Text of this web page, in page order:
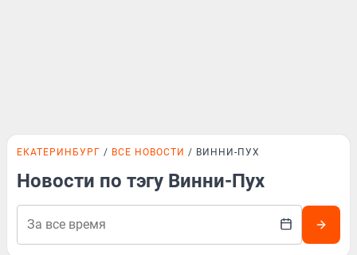
ЕКАТЕРИНБУРГ ВСЕ НОВОСТИ ВИННИ-ПУХ
Новости по тэгу Винни-Пух